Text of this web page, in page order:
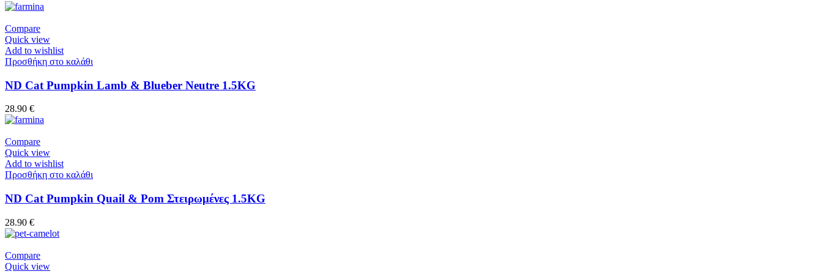
Compare
Quick view
Add to wishlist
Προσθήκη στο καλάθι
ND Cat Pumpkin Lamb & Blueber Neutre 1.5KG
28.90 €
Compare
Quick view
Add to wishlist
Προσθήκη στο καλάθι
ND Cat Pumpkin Quail & Pom Στειρωμένες 1.5KG
28.90 €
Compare
Quick view